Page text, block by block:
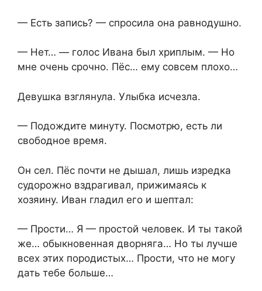
— Есть запись? — спросила она равнодушно.
— Нет… — голос Ивана был хриплым. — Но
мне очень срочно. Пёс… ему совсем плохо…
Девушка взглянула. Улыбка исчезла.
— Подождите минуту. Посмотрю, есть ли
свободное время.
Он сел. Пёс почти не дышал, лишь изредка
судорожно вздрагивал, прижимаясь к
хозяину. Иван гладил его и шептал:
— Прости… Я — простой человек. И ты такой
же… обыкновенная дворняга… Но ты лучше
всех этих породистых… Прости, что не могу
дать тебе больше…